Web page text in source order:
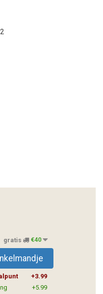
gratis €40
+3.99
+5.99